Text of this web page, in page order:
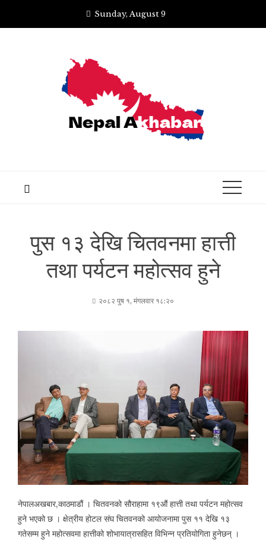
Sunday, August 9
पुस १३ देखि चितवनमा हात्ती
तथा पर्यटन महोत्सव हुने
२०८२ पुष १, मंगलवार १८:२०
नेपालअखबार,काठमाडौं । चितवनको सौराहामा १९औं हात्ती तथा पर्यटन महोत्सव
हुने भएको छ । क्षेत्रीय होटल संघ चितवनको आयोजनामा पुस ११ देखि १३
गतेसम्म हुने महोत्सवमा हात्तीको शोभायात्रासहित विभिन्न प्रतियोगिता हुनेछन् ।